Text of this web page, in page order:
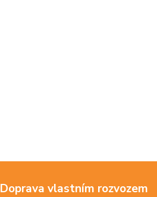
Doprava vlastním rozvozem